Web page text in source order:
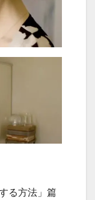
る方法」篇